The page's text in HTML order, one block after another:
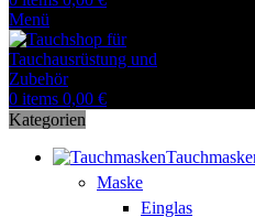
Menü
0 items 0,00 €
Kategorien
Maske
Einglas